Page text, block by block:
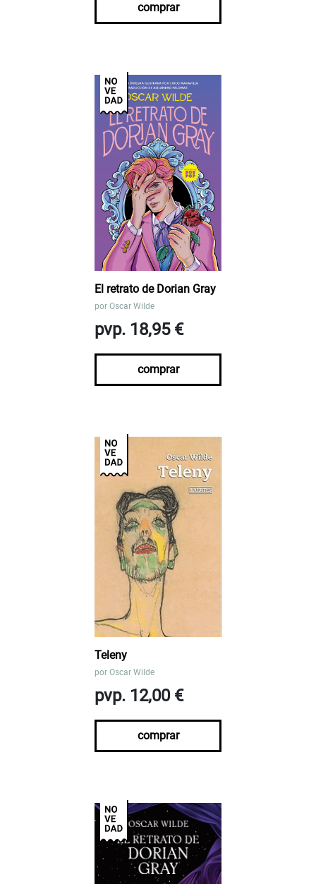
comprar
El retrato de Dorian Gray
por Oscar Wilde
pvp. 18,95 €
comprar
Teleny
por Oscar Wilde
pvp. 12,00 €
comprar